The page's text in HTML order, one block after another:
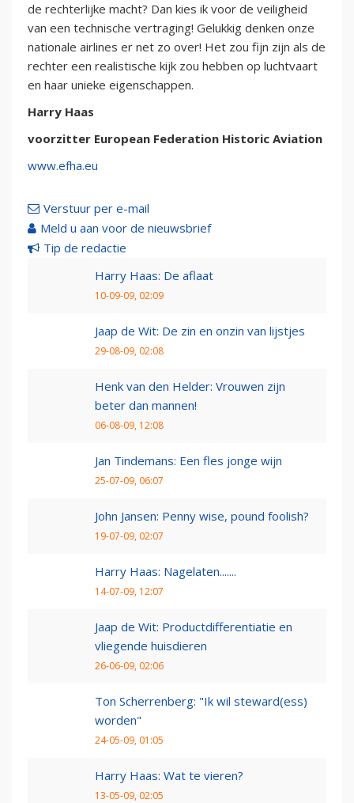
de rechterlijke macht? Dan kies ik voor de veiligheid
van een technische vertraging! Gelukkig denken onze
nationale airlines er net zo over! Het zou fijn zijn als de
rechter een realistische kijk zou hebben op luchtvaart
en haar unieke eigenschappen.
Harry Haas
voorzitter European Federation Historic Aviation
www.efha.eu
Verstuur per e-mail
Meld u aan voor de nieuwsbrief
Tip de redactie
Harry Haas: De aflaat
10-09-09, 02:09
Jaap de Wit: De zin en onzin van lijstjes
29-08-09, 02:08
Henk van den Helder: Vrouwen zijn
beter dan mannen!
06-08-09, 12:08
Jan Tindemans: Een fles jonge wijn
25-07-09, 06:07
John Jansen: Penny wise, pound foolish?
19-07-09, 02:07
Harry Haas: Nagelaten.......
14-07-09, 12:07
Jaap de Wit: Productdifferentiatie en
vliegende huisdieren
26-06-09, 02:06
Ton Scherrenberg: "Ik wil steward(ess)
worden"
24-05-09, 01:05
Harry Haas: Wat te vieren?
13-05-09, 02:05